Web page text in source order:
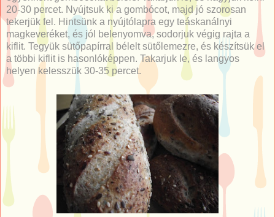
20-30 percet. Nyújtsuk ki a gombócot, majd jó szorosan
tekerjük fel. Hintsünk a nyújtólapra egy teáskanálnyi
magkeveréket, és jól belenyomva, sodorjuk végig rajta a
kiflit. Tegyük sütőpapírral bélelt sütőlemezre, és készítsük el
a többi kiflit is hasonlóképpen. Takarjuk le, és langyos
helyen kelesszük 30-35 percet.